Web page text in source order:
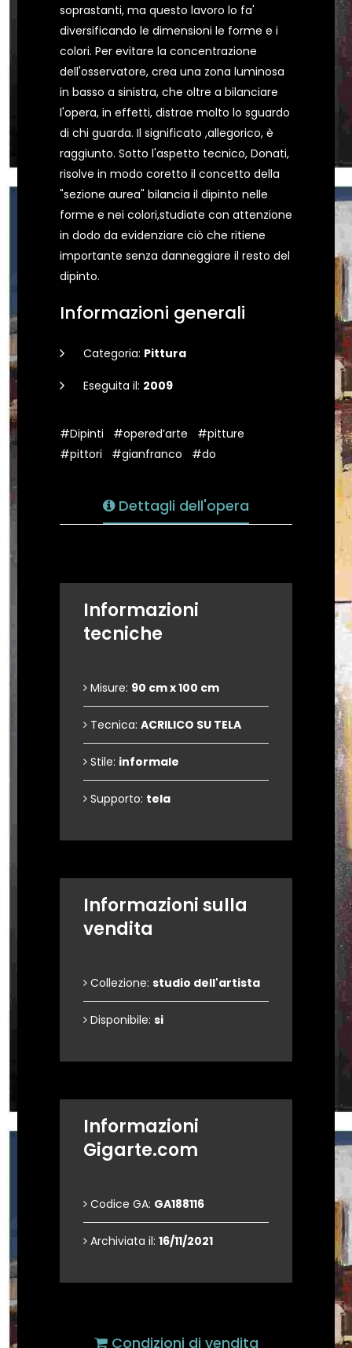
soprastanti, ma questo lavoro lo fa'
diversificando le dimensioni le forme e i
colori. Per evitare la concentrazione
dell'osservatore, crea una zona luminosa
in basso a sinistra, che oltre a bilanciare
l'opera, in effetti, distrae molto lo sguardo
di chi guarda. Il significato ,allegorico, è
raggiunto. Sotto l'aspetto tecnico, Donati,
risolve in modo coretto il concetto della
"sezione aurea" bilancia il dipinto nelle
forme e nei colori,studiate con attenzione
in dodo da evidenziare ciò che ritiene
importante senza danneggiare il resto del
dipinto.
Informazioni generali
Categoria: Pittura
Eseguita il: 2009
#Dipinti #opered’arte
#pitture
#pittori
#gianfranco #do
Dettagli dell'opera
Informazioni
tecniche
Misure: 90 cm x 100 cm
Tecnica: ACRILICO SU TELA
Stile: informale
Supporto: tela
Informazioni sulla
vendita
Collezione: studio dell'artista
Disponibile: si
Informazioni
Gigarte.com
Codice GA: GA188116
Archiviata il: 16/11/2021
Condizioni di vendita